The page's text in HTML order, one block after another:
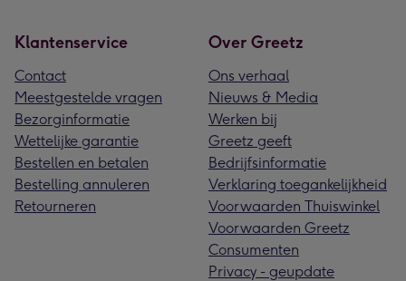
Klantenservice
Contact
Meestgestelde vragen
Bezorginformatie
Wettelijke garantie
Bestellen en betalen
Bestelling annuleren
Retourneren
Over Greetz
Ons verhaal
Nieuws & Media
Werken bij
Greetz geeft
Bedrijfsinformatie
Verklaring toegankelijkheid
Voorwaarden Thuiswinkel
Voorwaarden Greetz
Consumenten
Privacy - geupdate